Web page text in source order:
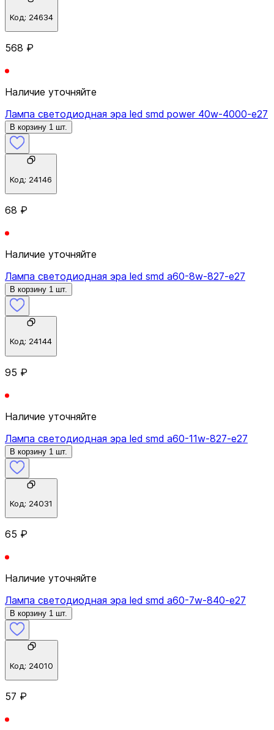
Код: 24634
568 ₽
Наличие уточняйте
Лампа светодиодная эра led smd power 40w-4000-e27
В корзину 1 шт.
Код: 24146
68 ₽
Наличие уточняйте
Лампа светодиодная эра led smd a60-8w-827-e27
В корзину 1 шт.
Код: 24144
95 ₽
Наличие уточняйте
Лампа светодиодная эра led smd a60-11w-827-e27
В корзину 1 шт.
Код: 24031
65 ₽
Наличие уточняйте
Лампа светодиодная эра led smd a60-7w-840-e27
В корзину 1 шт.
Код: 24010
57 ₽